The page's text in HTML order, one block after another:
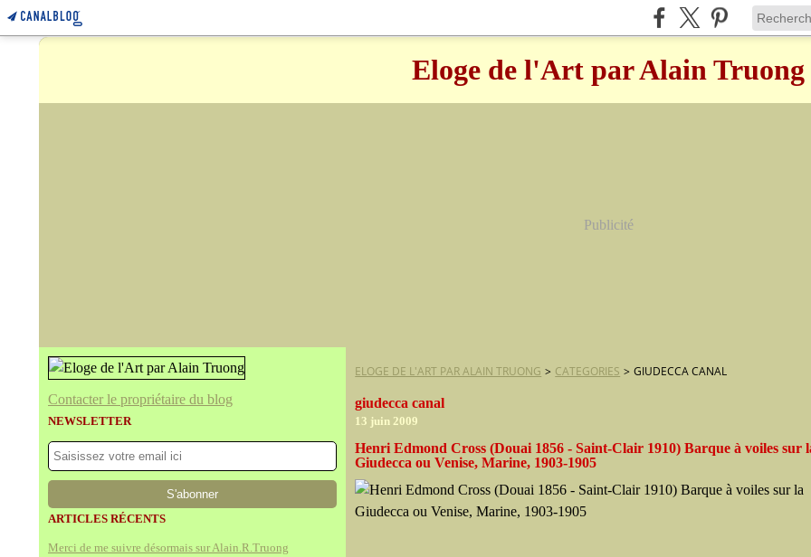
Eloge de l'Art par Alain Truong
Publicité
Contacter le propriétaire du blog
NEWSLETTER
ARTICLES RÉCENTS
Merci de me suivre désormais sur Alain.R.Truong
ELOGE DE L'ART PAR ALAIN TRUONG > CATEGORIES > GIUDECCA CANAL
giudecca canal
13 juin 2009
Henri Edmond Cross (Douai 1856 - Saint-Clair 1910) Barque à voiles sur
Giudecca ou Venise, Marine, 1903-1905